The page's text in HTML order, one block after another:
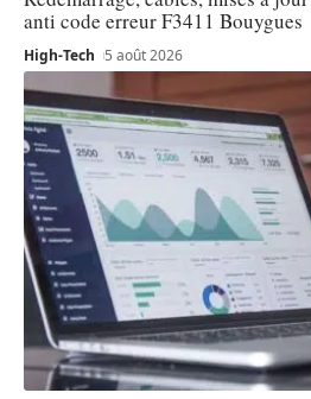
anti code erreur F3411 Bouygues
High-Tech 5 août 2026